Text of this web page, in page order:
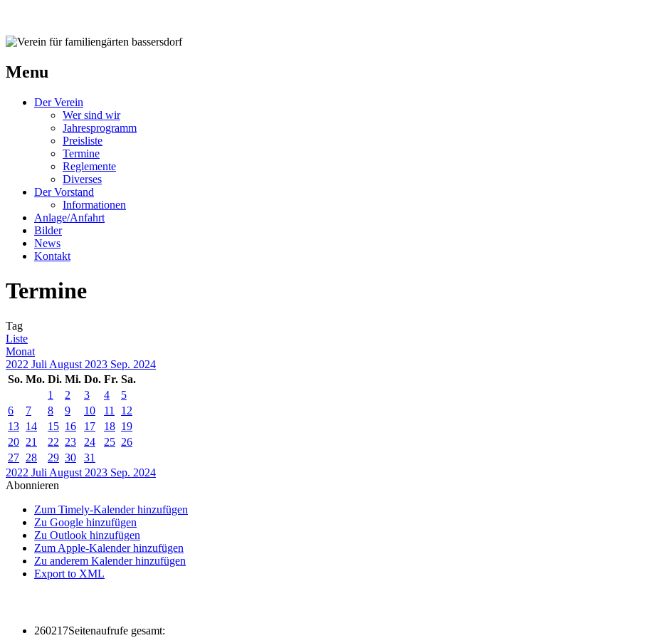
Menu
Der Verein
Wer sind wir
Jahresprogramm
Preisliste
Termine
Reglemente
Diverses
Der Vorstand
Informationen
Anlage/Anfahrt
Bilder
News
Kontakt
Termine
Tag
Liste
Monat
2022 Juli August 2023 Sep. 2024
So. Mo. Di. Mi. Do. Fr. Sa.
1
2 3 4
5
6
7 8 9 10 11
12
13 14 15 16 17 18 19
20 21 22 23 24 25 26
27 28 29 30
31
2022 Juli August 2023 Sep. 2024
Abonnieren
Zum Timely-Kalender hinzufügen
Zu Google hinzufügen
Zu Outlook hinzufügen
Zum Apple-Kalender hinzufügen
Zu anderem Kalender hinzufügen
Export to XML
260217Seitenaufrufe gesamt: